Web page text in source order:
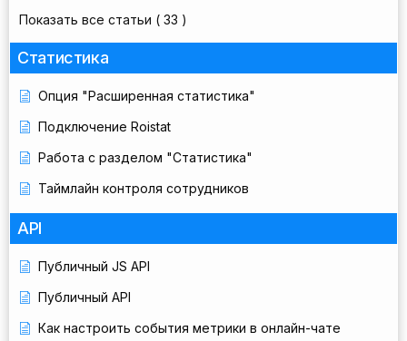
Показать все статьи ( 33 )
Статистика
Опция "Расширенная статистика"
Подключение Roistat
Работа с разделом "Статистика"
Таймлайн контроля сотрудников
API
Публичный JS API
Публичный API
Как настроить события метрики в онлайн-чате